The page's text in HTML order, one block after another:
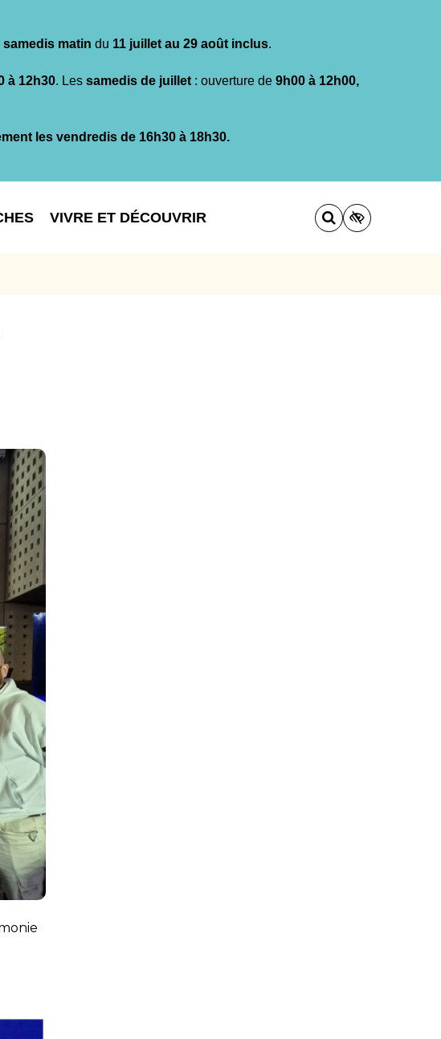
samedis matin du 11 juillet au 29 août inclus.
à 12h30. Les samedis de juillet : ouverture de 9h00 à 12h00,
les vendredis de 16h30 à 18h30.
VIVRE ET DÉCOUVRIR